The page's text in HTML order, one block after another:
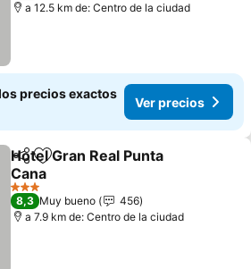
a 12.5 km de: Centro de la ciudad
precios exactos
Ver precios
CompartirAgregar a favoritos
Hotel Gran Real Punta
Cana
Ver precios
3 Estrellas
8,3 Muy bueno
456
a 7.9 km de: Centro de la ciudad